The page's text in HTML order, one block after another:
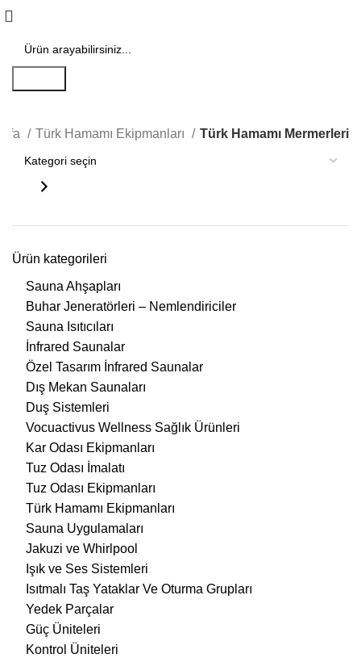
Türk Hamamı Ekipmanları Türk Hamamı Mermerleri
Ürün kategorileri
Sauna Ahşapları
Buhar Jeneratörleri – Nemlendiriciler
Sauna Isıtıcıları
İnfrared Saunalar
Özel Tasarım İnfrared Saunalar
Dış Mekan Saunaları
Duş Sistemleri
Vocuactivus Wellness Sağlık Ürünleri
Kar Odası Ekipmanları
Tuz Odası İmalatı
Tuz Odası Ekipmanları
Türk Hamamı Ekipmanları
Sauna Uygulamaları
Jakuzi ve Whirlpool
Işık ve Ses Sistemleri
Isıtmalı Taş Yataklar Ve Oturma Grupları
Yedek Parçalar
Güç Üniteleri
Kontrol Üniteleri